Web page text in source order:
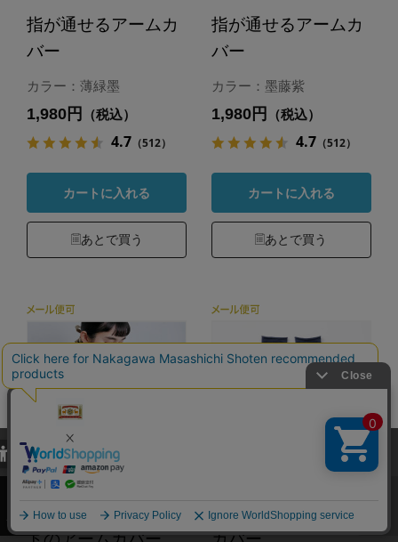
指が通せるアームカ
バー
カラー：薄緑墨
1,980円 （税込）
4.7（512）
カートに入れる
あとで買う
指が通せるアームカ
バー
カラー：墨藤紫
1,980円 （税込）
4.7（512）
カートに入れる
あとで買う
紫外線しっかりカッ
綿麻ふんわりアーム
当サイトでは、当サイト内における閲覧履歴・属性情報などの取得およ
び利便性向上のためにクッキー（Cookie）を使用いたします。詳細に
関しては「プライバシーポリシー
承諾する